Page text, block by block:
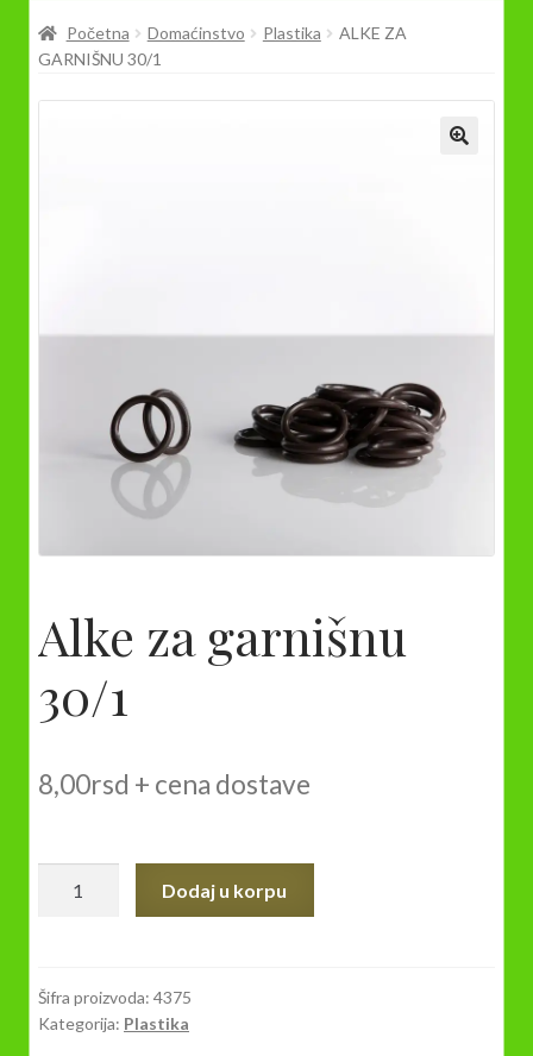
Prodavnica
Početna Domaćinstvo Plastika
ALKE ZA
GARNIŠNU 30/1
Alke za garnišnu
30/1
8,00rsd + cena dostave
količina
Dodaj u korpu
Šifra proizvoda: 4375
Kategorija: Plastika